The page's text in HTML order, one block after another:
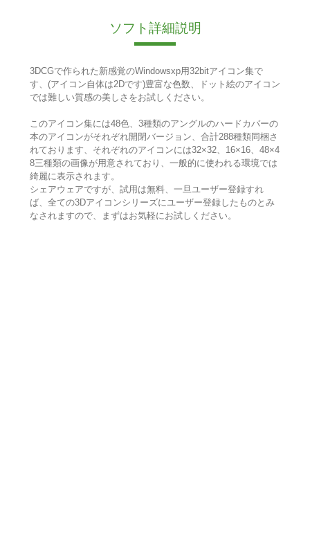
ソフト詳細説明
3DCGで作られた新感覚のWindowsxp用32bitアイコン集で
す、(アイコン自体は2Dです)豊富な色数、ドット絵のアイコン
では難しい質感の美しさをお試しください。
このアイコン集には48色、3種類のアングルのハードカバーの
本のアイコンがそれぞれ開閉バージョン、合計288種類同梱さ
れております、それぞれのアイコンには32×32、16×16、48×4
8三種類の画像が用意されており、一般的に使われる環境では
綺麗に表示されます。
シェアウェアですが、試用は無料、一旦ユーザー登録すれ
ば、全ての3Dアイコンシリーズにユーザー登録したものとみ
なされますので、まずはお気軽にお試しください。